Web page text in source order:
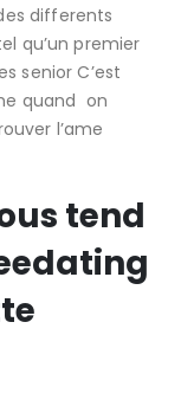
differents
qu’un premier
senior C’est
quand on
l’ame
tend